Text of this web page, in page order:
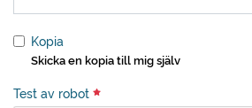
Kopia
Skicka en kopia till mig själv
Test av robot